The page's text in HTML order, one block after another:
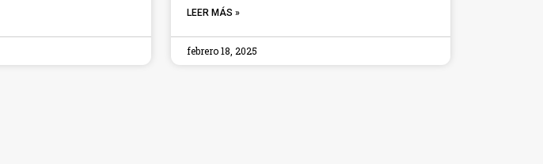
LEER MÁS »
febrero 18, 2025